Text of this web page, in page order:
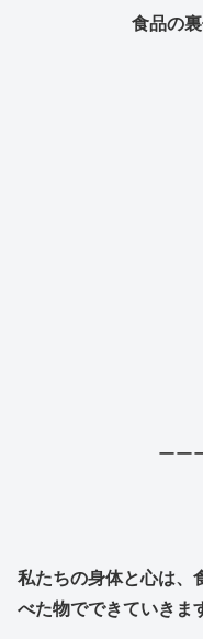
食品の
ーー
私たちの身体と心は、
べた物でできていきま